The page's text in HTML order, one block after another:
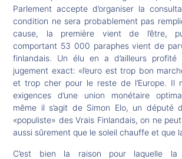
Parlement accepte d’organiser la
condition ne sera probablement pas
cause, la première vient de l’être,
comportant 53 000 paraphes vient de
finlandais. Un élu en a d’ailleurs
jugement exact: «l’euro est trop bon
et trop cher pour le reste de l’Europe. Il
exigences d’une union monétaire
même il s’agit de Simon Elo, un député
«populiste» des Vrais Finlandais, on ne peut
aussi sûrement que le soleil chauffe et que
C’est bien la raison pour laquelle la